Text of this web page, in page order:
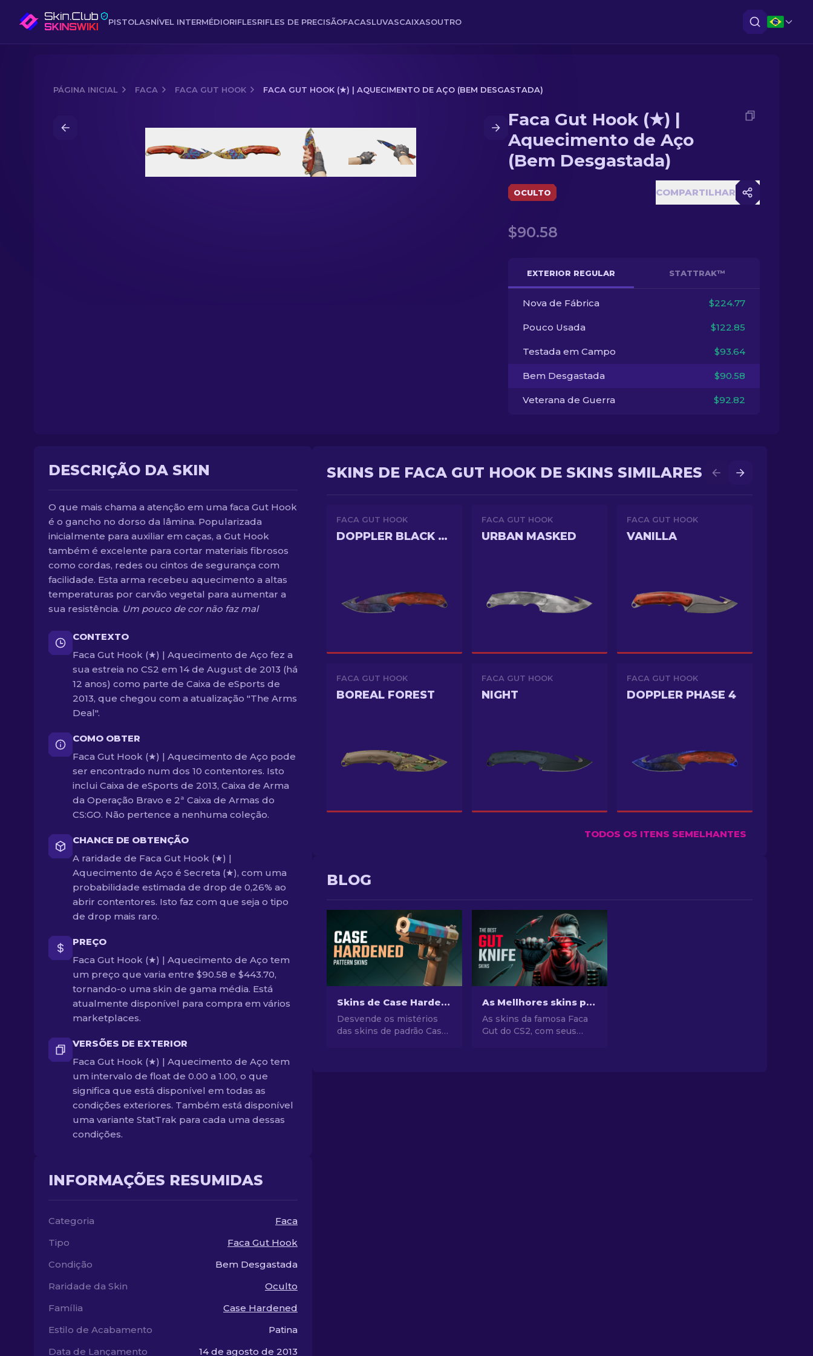
PISTOLASNÍVEL INTERMÉDIORIFLESRIFLES DE PRECISÃOFACASLUVASCAIXASOUTRO
PÁGINA INICIAL FACA FACA GUT HOOK FACA GUT HOOK (★) | AQUECIMENTO DE AÇO (BEM DESGASTADA)
Faca Gut Hook (★) | Aquecimento de Aço (Bem Desgastada)
Faca Gut Hook (★) |
Aquecimento de Aço
(Bem Desgastada)
OCULTO COMPARTILHAR
$90.58
EXTERIOR REGULAR STATTRAK™
Nova de Fábrica $224.77
Pouco Usada $122.85
Testada em Campo $93.64
Bem Desgastada $90.58
Veterana de Guerra $92.82
DESCRIÇÃO DA SKIN
O que mais chama a atenção em uma faca Gut Hook
é o gancho no dorso da lâmina. Popularizada
inicialmente para auxiliar em caças, a Gut Hook
também é excelente para cortar materiais fibrosos
como cordas, redes ou cintos de segurança com
facilidade. Esta arma recebeu aquecimento a altas
temperaturas por carvão vegetal para aumentar a
sua resistência. Um pouco de cor não faz mal
CONTEXTO
Faca Gut Hook (★) | Aquecimento de Aço fez a
sua estreia no CS2 em 14 de August de 2013 (há
12 anos) como parte de Caixa de eSports de
2013, que chegou com a atualização "The Arms
Deal".
COMO OBTER
Faca Gut Hook (★) | Aquecimento de Aço pode
ser encontrado num dos 10 contentores. Isto
inclui Caixa de eSports de 2013, Caixa de Arma
da Operação Bravo e 2ª Caixa de Armas do
CS:GO. Não pertence a nenhuma coleção.
CHANCE DE OBTENÇÃO
A raridade de Faca Gut Hook (★) |
Aquecimento de Aço é Secreta (★), com uma
probabilidade estimada de drop de 0,26% ao
abrir contentores. Isto faz com que seja o tipo
de drop mais raro.
PREÇO
Faca Gut Hook (★) | Aquecimento de Aço tem
um preço que varia entre $90.58 e $443.70,
tornando-o uma skin de gama média. Está
atualmente disponível para compra em vários
marketplaces.
VERSÕES DE EXTERIOR
Faca Gut Hook (★) | Aquecimento de Aço tem
um intervalo de float de 0.00 a 1.00, o que
significa que está disponível em todas as
condições exteriores. Também está disponível
uma variante StatTrak para cada uma dessas
condições.
INFORMAÇÕES RESUMIDAS
Categoria
Faca
Tipo
Faca Gut Hook
Condição
Bem Desgastada
Raridade da Skin
Oculto
Família
Case Hardened
Estilo de Acabamento
Patina
Data de Lançamento
14 de agosto de 2013
SKINS DE FACA GUT HOOK DE SKINS SIMILARES
FACA GUT HOOK
DOPPLER BLACK PEARL
FACA GUT HOOK
URBAN MASKED
FACA GUT HOOK
VANILLA
FACA GUT HOOK
BOREAL FOREST
FACA GUT HOOK
NIGHT
FACA GUT HOOK
DOPPLER PHASE 4
TODOS OS ITENS SEMELHANTES
BLOG
Skins de Case Hardened no CS2: Guia completo [2026]
Desvende os mistérios
das skins de padrão Case
As Mellhores skins para Gut Knife no CS2 [2026]
As skins da famosa Faca
Gut do CS2, com seus